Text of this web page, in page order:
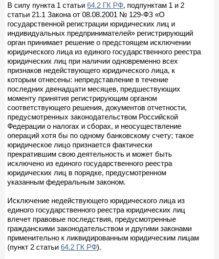
В силу пункта 1 статьи 64.2 ГК РФ, подпунктам 1 и 2
статьи 21.1 Закона от 08.08.2001 № 129-ФЗ «О
государственной регистрации юридических лиц и
индивидуальных предпринимателей» регистрирующий
орган принимает решение о предстоящем исключении
юридического лица из единого государственного реестра
юридических лиц при наличии одновременно всех
признаков недействующего юридического лица, к
которым отнесены: непредставление в течение
последних двенадцати месяцев, предшествующих
моменту принятия регистрирующим органом
соответствующего решения, документов отчетности,
предусмотренных законодательством Российской
Федерации о налогах и сборах, и неосуществление
операций хотя бы по одному банковскому счету; такое
юридическое лицо признается фактически
прекратившим свою деятельность и может быть
исключено из единого государственного реестра
юридических лиц в порядке, предусмотренном
указанным федеральным законом.
Исключение недействующего юридического лица из
единого государственного реестра юридических лиц
влечет правовые последствия, предусмотренные
гражданскими законодательством и другими законами
применительно к ликвидированным юридическим лицам
(пункт 2 статьи 64.2 ГК РФ).